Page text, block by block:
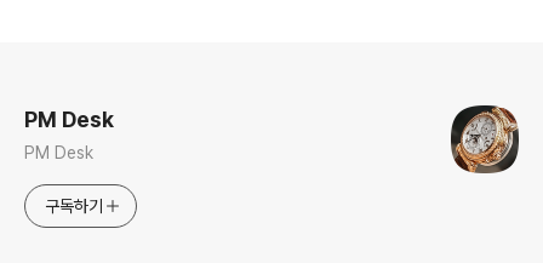
PM Desk
PM Desk
구독하기